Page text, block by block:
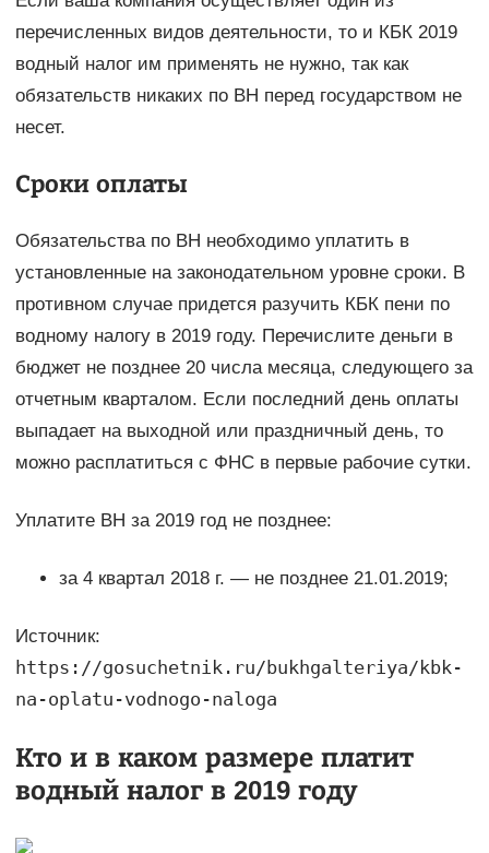
перечисленных видов деятельности, то и КБК 2019
водный налог им применять не нужно, так как
обязательств никаких по ВН перед государством не
несет.
Сроки оплаты
Обязательства по ВН необходимо уплатить в
установленные на законодательном уровне сроки. В
противном случае придется разучить КБК пени по
водному налогу в 2019 году. Перечислите деньги в
бюджет не позднее 20 числа месяца, следующего за
отчетным кварталом. Если последний день оплаты
выпадает на выходной или праздничный день, то
можно расплатиться с ФНС в первые рабочие сутки.
Уплатите ВН за 2019 год не позднее:
за 4 квартал 2018 г. — не позднее 21.01.2019;
Источник:
https://gosuchetnik.ru/bukhgalteriya/kbk-
na-oplatu-vodnogo-naloga
Кто и в каком размере платит
водный налог в 2019 году